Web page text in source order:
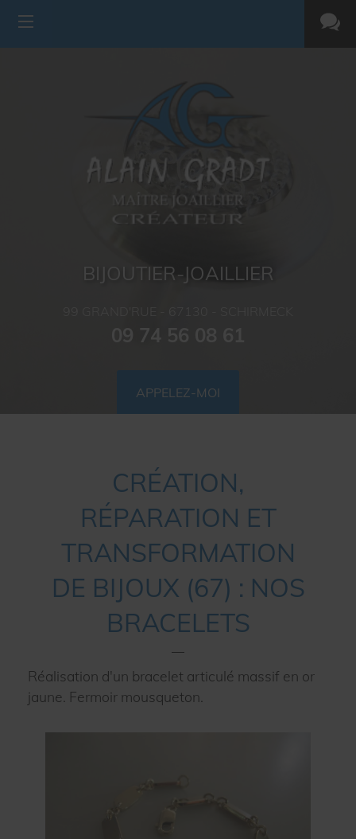
BIJOUTIER-JOAILLIER
09 74 56 08 61
APPELEZ-MOI
CRÉATION,
RÉPARATION ET
TRANSFORMATION
DE BIJOUX (67) : NOS
BRACELETS
Réalisation d'un bracelet articulé massif en or
jaune. Fermoir mousqueton.